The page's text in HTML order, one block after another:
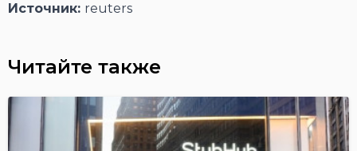
Источник: reuters
Читайте также